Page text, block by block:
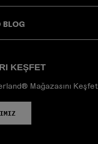
BLOG
KEŞFET
Mağazasını Keşfet